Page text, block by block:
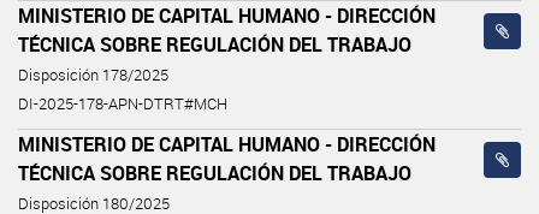
MINISTERIO DE CAPITAL HUMANO - DIRECCIÓN
TÉCNICA SOBRE REGULACIÓN DEL TRABAJO
Disposición 178/2025
DI-2025-178-APN-DTRT#MCH
MINISTERIO DE CAPITAL HUMANO - DIRECCIÓN
TÉCNICA SOBRE REGULACIÓN DEL TRABAJO
Disposición 180/2025